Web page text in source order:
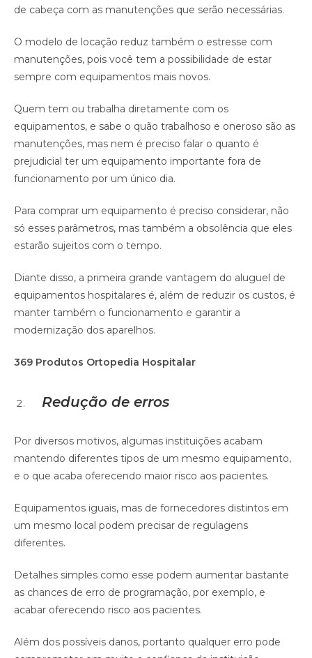
de cabeça com as manutenções que serão necessárias.
O modelo de locação reduz também o estresse com
manutenções, pois você tem a possibilidade de estar
sempre com equipamentos mais novos.
Quem tem ou trabalha diretamente com os
equipamentos, e sabe o quão trabalhoso e oneroso são as
manutenções, mas nem é preciso falar o quanto é
prejudicial ter um equipamento importante fora de
funcionamento por um único dia.
Para comprar um equipamento é preciso considerar, não
só esses parâmetros, mas também a obsolência que eles
estarão sujeitos com o tempo.
Diante disso, a primeira grande vantagem do aluguel de
equipamentos hospitalares é, além de reduzir os custos, é
manter também o funcionamento e garantir a
modernização dos aparelhos.
369 Produtos Ortopedia Hospitalar
Redução de erros
Por diversos motivos, algumas instituições acabam
mantendo diferentes tipos de um mesmo equipamento,
e o que acaba oferecendo maior risco aos pacientes.
Equipamentos iguais, mas de fornecedores distintos em
um mesmo local podem precisar de regulagens
diferentes.
Detalhes simples como esse podem aumentar bastante
as chances de erro de programação, por exemplo, e
acabar oferecendo risco aos pacientes.
Além dos possíveis danos, portanto qualquer erro pode